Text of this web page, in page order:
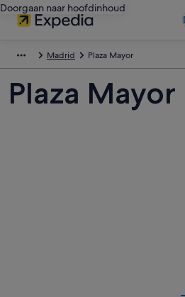
Doorgaan naar hoofdinhoud
Madrid Plaza Mayor
Plaza Mayor